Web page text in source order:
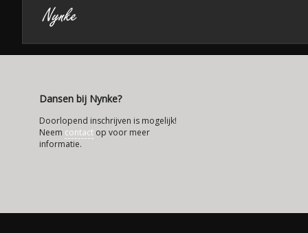
Dansen bij Nynke?
Doorlopend inschrijven is mogelijk!
Neem contact op voor meer
informatie.